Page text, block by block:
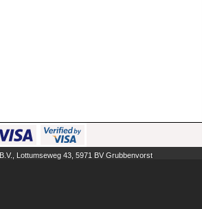
Lottumseweg 43, 5971 BV Grubbenvorst